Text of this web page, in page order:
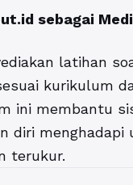
sebagai
latihan
kurikulum
ini membantu
diri menghadapi
terukur.